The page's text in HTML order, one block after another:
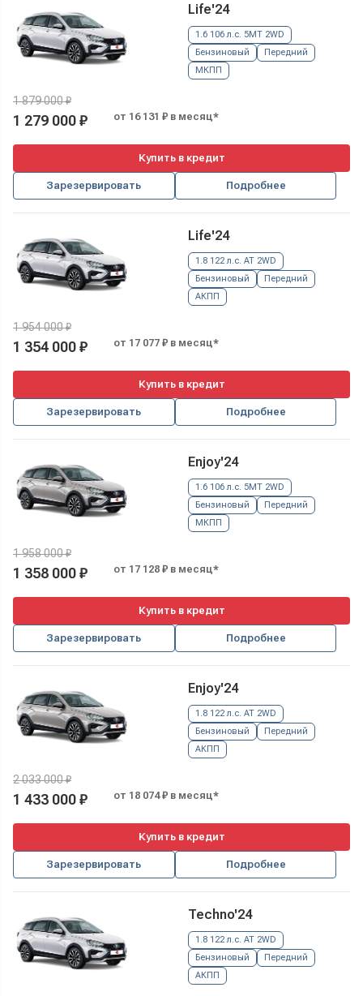
Life'24
1.6 106 л.с. 5MT 2WD
Бензиновый
Передний
МКПП
1 879 000 ₽
1 279 000 ₽ от 16 131 ₽ в месяц*
Купить в кредит
Зарезервировать Подробнее
Life'24
1.8 122 л.с. AT 2WD
Бензиновый
Передний
АКПП
1 954 000 ₽
1 354 000 ₽ от 17 077 ₽ в месяц*
Купить в кредит
Зарезервировать Подробнее
Enjoy'24
1.6 106 л.с. 5MT 2WD
Бензиновый
Передний
МКПП
1 958 000 ₽
1 358 000 ₽ от 17 128 ₽ в месяц*
Купить в кредит
Зарезервировать Подробнее
Enjoy'24
1.8 122 л.с. AT 2WD
Бензиновый
Передний
АКПП
2 033 000 ₽
1 433 000 ₽ от 18 074 ₽ в месяц*
Купить в кредит
Зарезервировать Подробнее
Techno'24
1.8 122 л.с. AT 2WD
Бензиновый
Передний
АКПП